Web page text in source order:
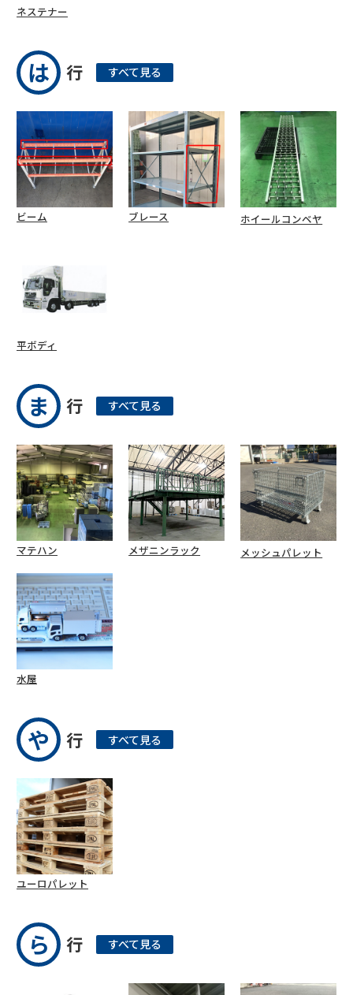
ネステナー
は 行 すべて見る
ビーム ブレース ホイールコンベヤ
平ボディ
ま 行 すべて見る
マテハン メザニンラック メッシュパレット
水屋
や 行 すべて見る
ユーロパレット
ら 行 すべて見る